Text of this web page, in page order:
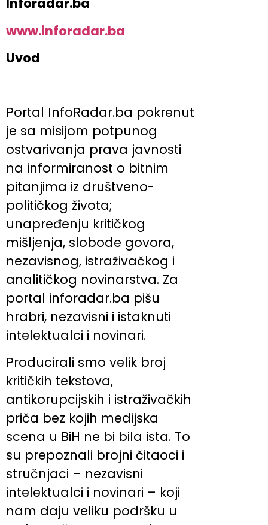
Inforadar.ba
www.inforadar.ba
Uvod
Portal InfoRadar.ba pokrenut
je sa misijom potpunog
ostvarivanja prava javnosti
na informiranost o bitnim
pitanjima iz društveno-
političkog života;
unapređenju kritičkog
mišljenja, slobode govora,
nezavisnog, istraživačkog i
analitičkog novinarstva. Za
portal inforadar.ba pišu
hrabri, nezavisni i istaknuti
intelektualci i novinari.
Producirali smo velik broj
kritičkih tekstova,
antikorupcijskih i istraživačkih
priča bez kojih medijska
scena u BiH ne bi bila ista. To
su prepoznali brojni čitaoci i
stručnjaci – nezavisni
intelektualci i novinari – koji
nam daju veliku podršku u